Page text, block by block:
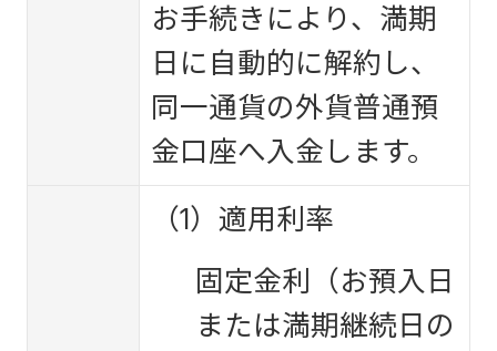
お手続きにより、満期
日に自動的に解約し、
同一通貨の外貨普通預
金口座へ入金します。
（1）適用利率
固定金利（お預入日
または満期継続日の